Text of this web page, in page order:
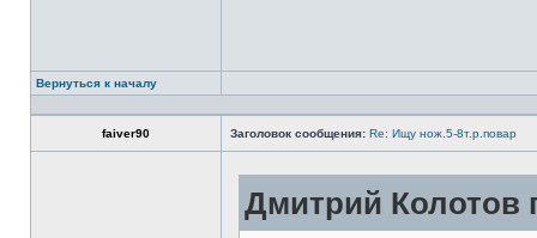
Вернуться к началу
faiver90 Заголовок сообщения: Re: Ищу нож.5-8т.р.повар
Дмитрий Колотов